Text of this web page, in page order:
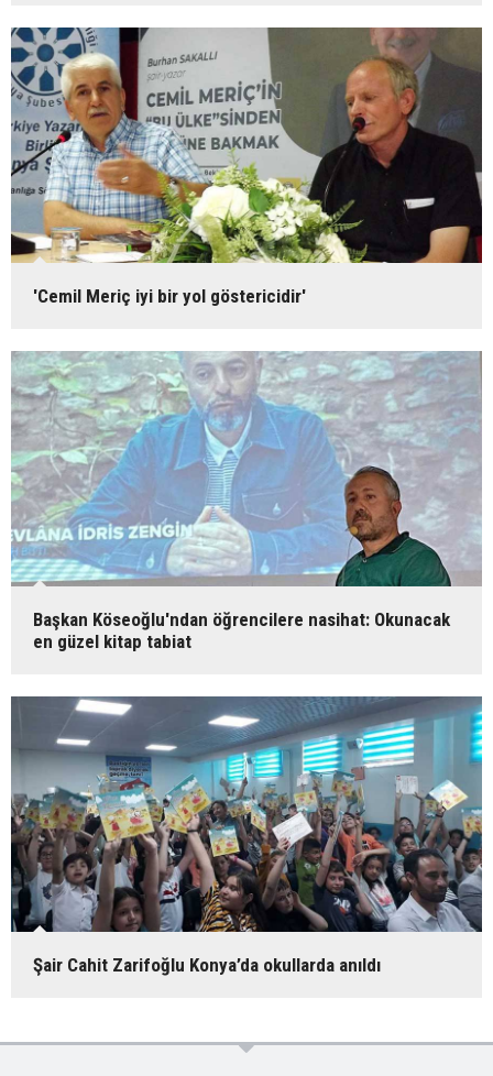
'Cemil Meriç iyi bir yol göstericidir'
Başkan Köseoğlu'ndan öğrencilere nasihat: Okunacak
en güzel kitap tabiat
Şair Cahit Zarifoğlu Konya’da okullarda anıldı